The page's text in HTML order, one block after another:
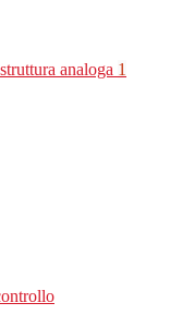
analoga 1